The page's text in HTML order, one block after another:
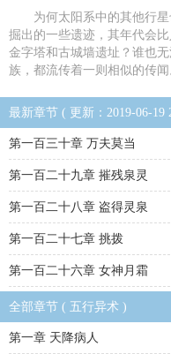
为何太阳系中的其他行
掘出的一些遗迹，其年代会
金字塔和古城墙遗址？谁也
族，都流传着一则相似的传闻
最新章节 ( 更新：2019-06-19
第一百三十章 万夫莫当
第一百二十九章 摧残泉灵
第一百二十八章 盗得灵泉
第一百二十七章 挑拨
第一百二十六章 女神月霜
全部章节 ( 五行异术 )
第一章 天降病人